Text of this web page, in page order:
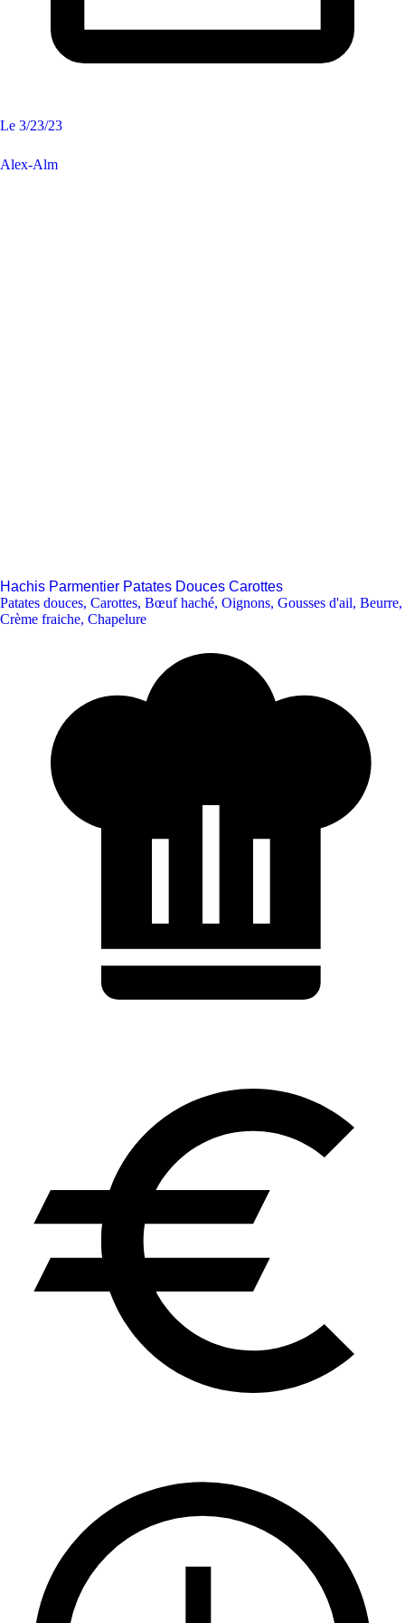
Le 3/23/23
Alex-Alm
Hachis Parmentier Patates Douces Carottes
Patates douces, Carottes, Bœuf haché, Oignons, Gousses d'ail, Beurre,
Crème fraiche, Chapelure